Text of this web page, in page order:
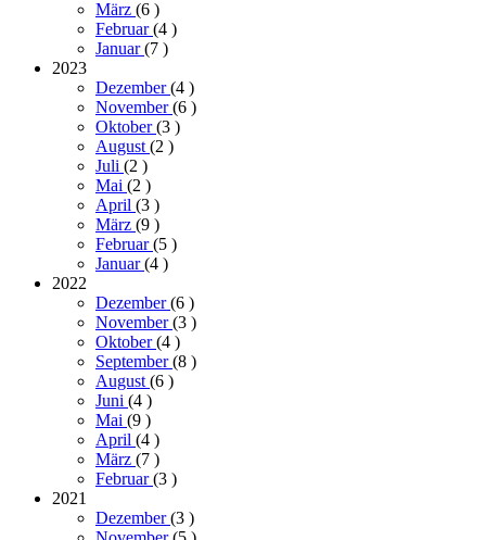
März (6 )
Februar(4 )
Januar(7 )
2023
Dezember(4 )
November(6 )
Oktober(3 )
August(2 )
Juli (2 )
Mai (2 )
April (3 )
März (9 )
Februar(5 )
Januar(4 )
2022
Dezember(6 )
November(3 )
Oktober(4 )
September(8 )
August(6 )
Juni (4 )
Mai (9 )
April (4 )
März (7 )
Februar(3 )
2021
Dezember(3 )